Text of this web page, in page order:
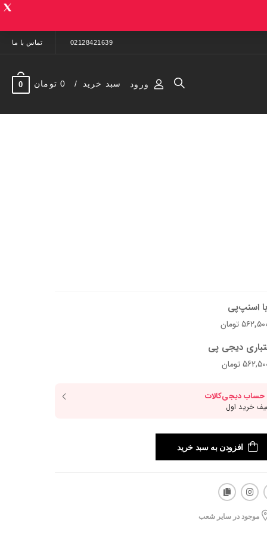
02128421639 تماس با ما
ورود سبد خرید 0 تومان 0
اسنپ‌پی
دیجی پی
افزودن به سبد خرید
موجود در سایر شعب